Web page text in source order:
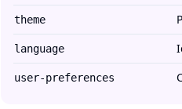
theme
language
user-preferences